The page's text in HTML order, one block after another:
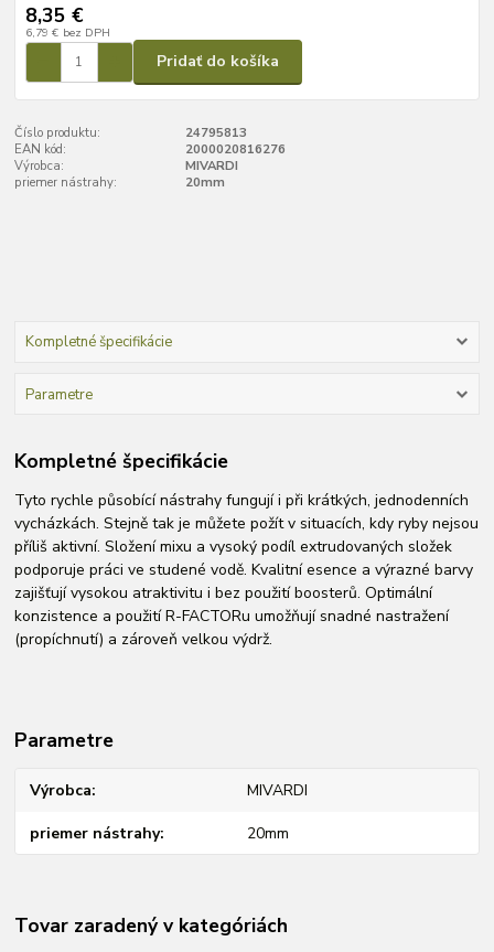
8,35 €
6,79 € bez DPH
Pridať do košíka
Číslo produktu:
24795813
EAN kód:
2000020816276
Výrobca:
MIVARDI
priemer nástrahy:
20mm
Kompletné špecifikácie
Parametre
Kompletné špecifikácie
Tyto rychle působící nástrahy fungují i při krátkých, jednodenních
vycházkách. Stejně tak je můžete požít v situacích, kdy ryby nejsou
příliš aktivní. Složení mixu a vysoký podíl extrudovaných složek
podporuje práci ve studené vodě. Kvalitní esence a výrazné barvy
zajišťují vysokou atraktivitu i bez použití boosterů. Optimální
konzistence a použití R-FACTORu umožňují snadné nastražení
(propíchnutí) a zároveň velkou výdrž.
Parametre
Výrobca MIVARDI
priemer nástrahy 20mm
Tovar zaradený v kategóriách